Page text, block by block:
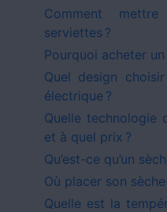
Comment
serviettes ?
Pourquoi acheter
Quel design
électrique ?
Quelle technologie
et à quel prix ?
Qu’est-ce qu’un
Où placer son
Quelle est la